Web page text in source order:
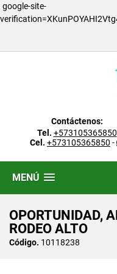
google-site-
Contáctenos:
Tel. +573105365850
Cel. +573105365850 -
MENÚ
OPORTUNIDAD,
RODEO ALTO
Código. 10118238